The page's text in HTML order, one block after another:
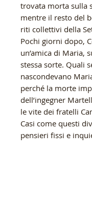
trovata morta sulla
mentre il resto del
riti collettivi della
Pochi giorni dopo,
un’amica di Maria,
stessa sorte. Quali
nascondevano
perché la morte
dell’ingegner
le vite dei fratelli
Casi come questi
pensieri fissi e